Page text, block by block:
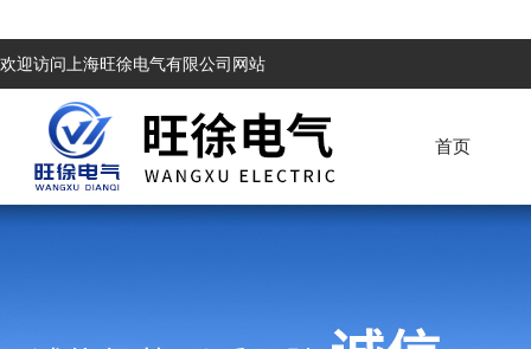
欢迎访问上海旺徐电气有限公司网站
首页